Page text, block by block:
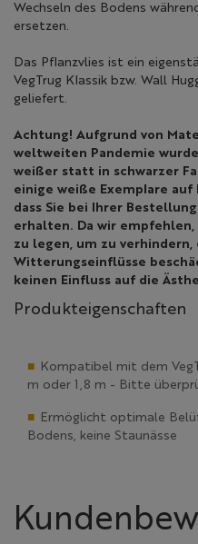
Wechseln des Bodens
ersetzen.
Das Pflanzvlies ist ein
VegTrug Klassik bzw. Wall
geliefert.
Achtung! Aufgrund von
weltweiten Pandemie
weißer statt in schwarzer
einige weiße Exemplare auf
dass Sie bei Ihrer
erhalten. Da wir
zu legen, um zu verhindern,
Witterungseinflüsse
keinen Einfluss auf die
Produkteigenschaften
Kompatibel mit dem
m oder 1,8 m - Bitte
Ermöglicht optimale
Bodens, keine Staunässe